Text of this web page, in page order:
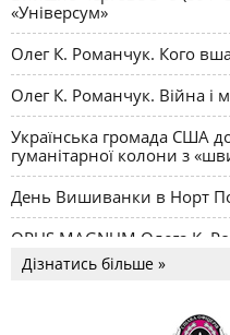
«Універсум»
Олег К. Романчук. Кого
Олег К. Романчук. Війна і
Українська громада США
гуманітарної колони з
День Вишиванки в Норт
OPUS MAGNUM Олега К.
Дізнатись більше »